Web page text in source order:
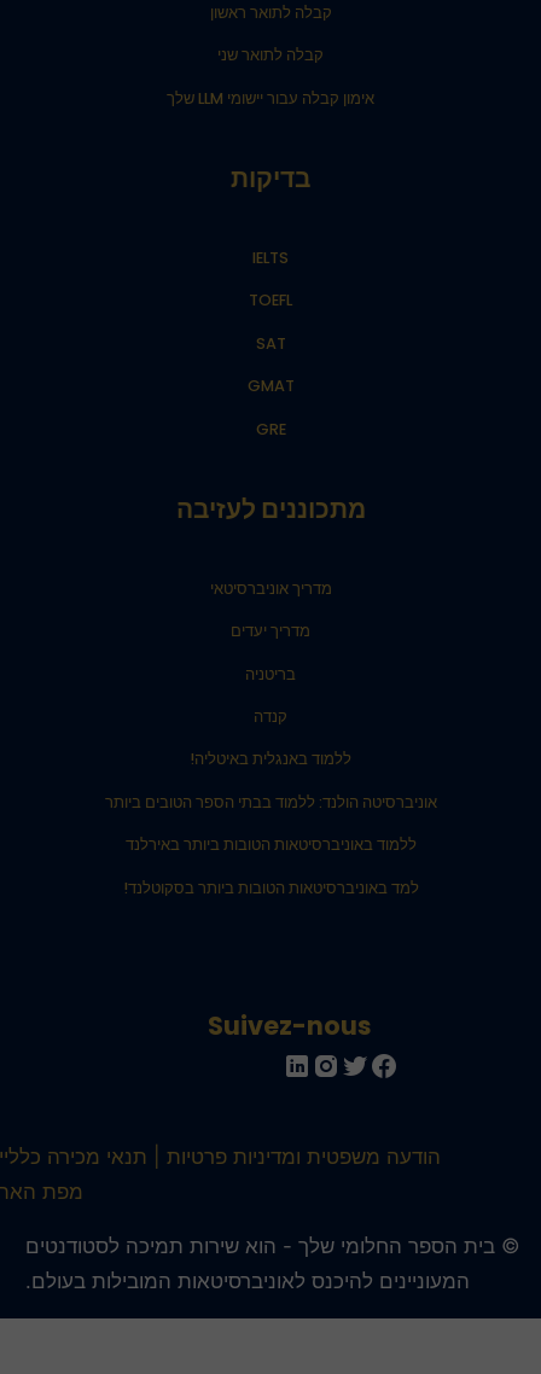
קבלה לתואר ראשון
קבלה לתואר שני
אימון קבלה עבור יישומי LLM שלך
בדיקות
IELTS
TOEFL
SAT
GMAT
GRE
מתכוננים לעזיבה
מדריך אוניברסיטאי
מדריך יעדים
בריטניה
קנדה
ללמוד באנגלית באיטליה!
אוניברסיטה הולנד: ללמוד בבתי הספר הטובים ביותר
ללמוד באוניברסיטאות הטובות ביותר באירלנד
למד באוניברסיטאות הטובות ביותר בסקוטלנד!
Suivez-nous
הודעה משפטית ומדיניות פרטיות
תנאי מכירה כלליים
מפת האתר
בית הספר החלומי שלך - הוא שירות תמיכה לסטודנטים
המעוניינים להיכנס לאוניברסיטאות המובילות בעולם.